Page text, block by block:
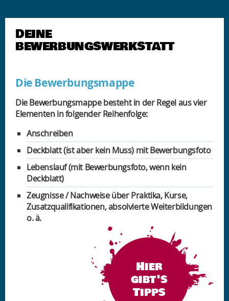
DEINE
BEWERBUNGSWERKSTATT
Die Bewerbungsmappe
Die Bewerbungsmappe besteht in der Regel aus vier
Elementen in folgender Reihenfolge:
Anschreiben
Deckblatt (ist aber kein Muss) mit Bewerbungsfoto
Lebenslauf (mit Bewerbungsfoto, wenn kein
Deckblatt)
Zeugnisse / Nachweise über Praktika, Kurse,
Zusatzqualifikationen, absolvierte Weiterbildungen
o. ä.
Hier
gibt's
Tipps